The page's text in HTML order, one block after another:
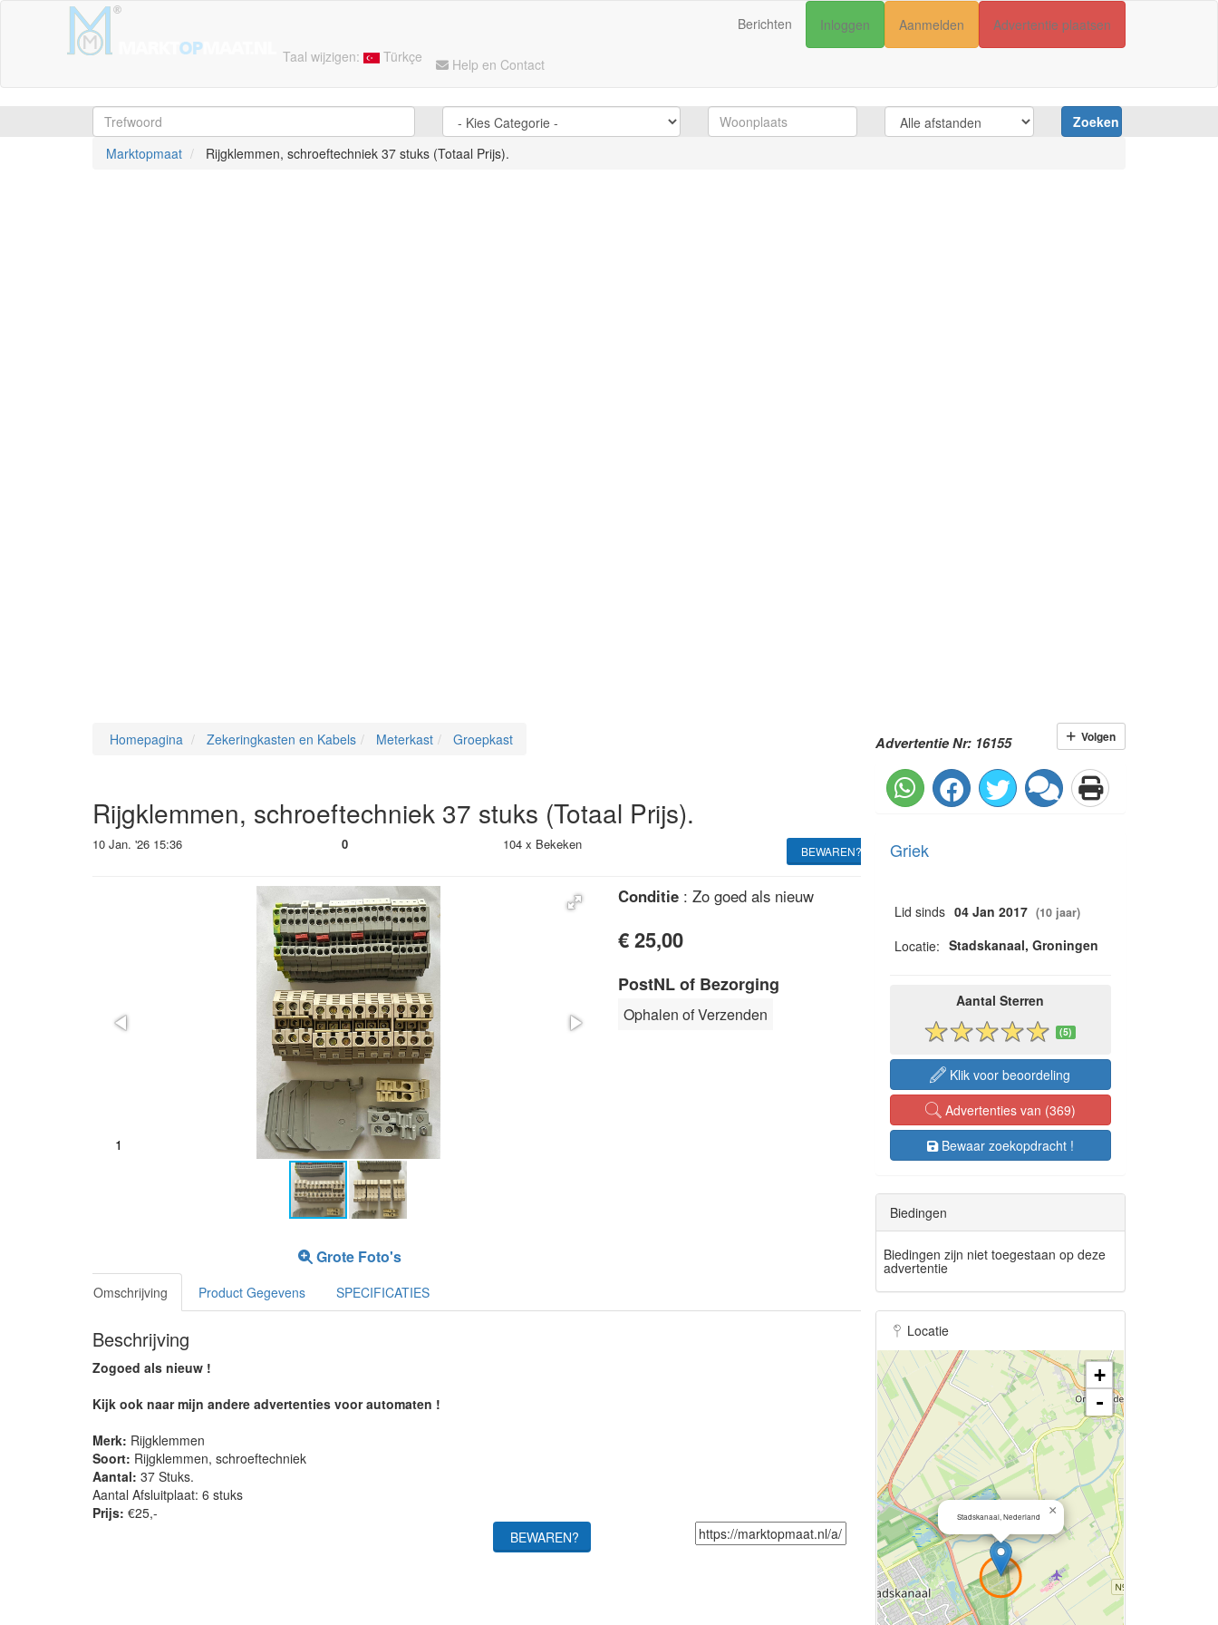
Taal wijzigen: Türkçe Help en Contact
Berichten Inloggen Aanmelden Advertentie plaatsen
Zoeken
Marktopmaat
Rijg­klem­men, schroef­tech­niek 37 stuks (Totaal Prijs).
Homepagina Zekeringkasten en Kabels Meterkast Groepkast
Rijg­klem­men, schroef­tech­niek 37 stuks (Totaal Prijs).
10 Jan. '26 15:36 0 104 x Bekeken BEWAREN?
2
Grote Foto's
Conditie: Zo goed als nieuw
€ 25,00
PostNL of Bezorging
Ophalen of Verzenden
Omschrijving Product Gegevens SPECIFICATIES
Beschrijving
Zogoed als nieuw !
Kijk ook naar mijn andere advertenties voor automaten !
Merk: Rijg­klem­men
Soort: Rijg­klem­men, schroef­tech­niek
Aantal: 37 Stuks.
Aantal Afsluitplaat: 6 stuks
Prijs: €25,-
BEWAREN?
Advertentie Nr: 16155 Volgen
Griek
Lid sinds 04 Jan 2017 (10 jaar)
Locatie: Stadskanaal, Groningen
Aantal Sterren
(5)
Klik voor beoordeling
Advertenties van (369)
Bewaar zoekopdracht !
Biedingen
Biedingen zijn niet toegestaan op deze
advertentie
Locatie
Stadskanaal, Nederland ×
+
-